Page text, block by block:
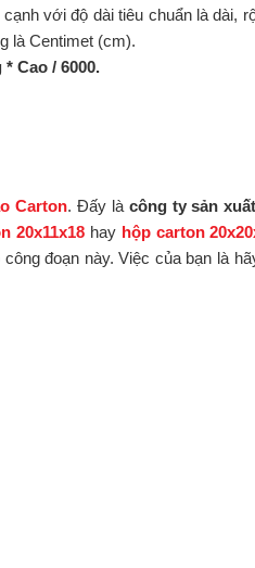
với độ dài tiêu chuẩn là dài,
là Centimet (cm).
* Cao / 6000.
Carton. Đấy là công ty sản
20x11x18hay hộp carton
đoạn này. Việc của bạn là